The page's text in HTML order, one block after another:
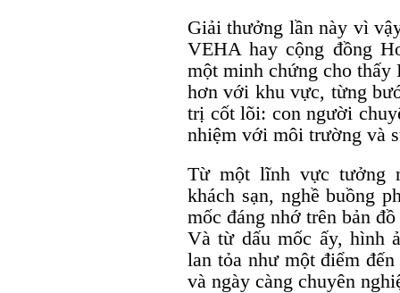
Giải thưởng lần này vì
VEHA hay cộng đồng
một minh chứng cho
hơn với khu vực, từng
trị cốt lõi: con người
nhiệm với môi trường và
Từ một lĩnh vực tưởng
khách sạn, nghề buồng
mốc đáng nhớ trên bản
Và từ dấu mốc ấy, hình
lan tỏa như một điểm
và ngày càng chuyên